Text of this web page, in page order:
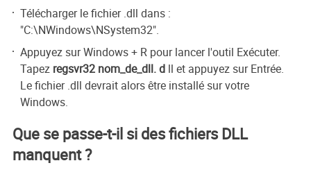
Télécharger le fichier .dll dans :
"C:\NWindows\NSystem32".
Appuyez sur Windows + R pour lancer l'outil Exécuter.
Tapez regsvr32 nom_de_dll. d ll et appuyez sur Entrée.
Le fichier .dll devrait alors être installé sur votre
Windows.
Que se passe-t-il si des fichiers DLL
manquent ?